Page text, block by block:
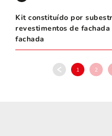
Kit constituído por
revestimentos de
fachada
1 2